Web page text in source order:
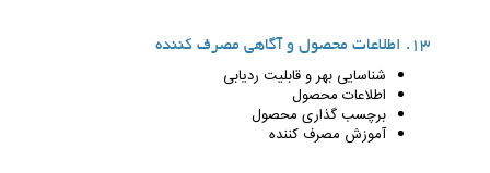
13. اطلاعات محصول و آگاهی مصرف کننده
شناسایی بهر و قابلیت ردیابی
اطلاعات محصول
برچسب گذاری محصول
آموزش مصرف کننده